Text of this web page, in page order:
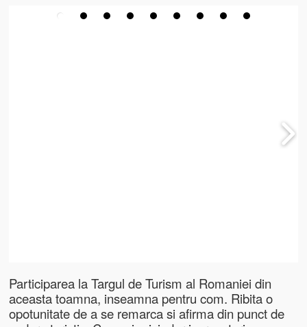
Participarea la Targul de Turism al Romaniei din
aceasta toamna, inseamna pentru com. Ribita o
opotunitate de a se remarca si afirma din punct de